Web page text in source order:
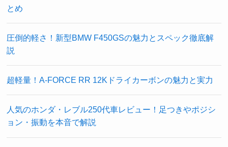
とめ
圧倒的軽さ！新型BMW F450GSの魅力とスペック徹底解
説
超軽量！A-FORCE RR 12Kドライカーボンの魅力と実力
人気のホンダ・レブル250代車レビュー！足つきやポジシ
ョン・振動を本音で解説